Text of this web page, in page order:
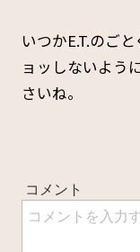
いつかE.T.のご
ョッしないよう
さいね。